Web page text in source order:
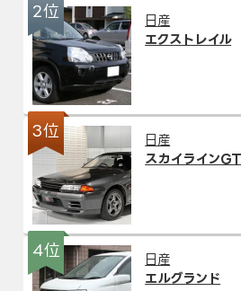
2位
日産
エクストレイル
3位
日産
スカイライン
4位
日産
エルグランド